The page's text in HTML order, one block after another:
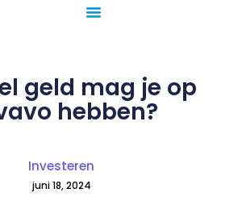
geld mag je op
hebben?
Investeren
juni 18, 2024